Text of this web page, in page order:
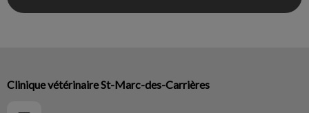
Clinique vétérinaire St-Marc-des-Carrières